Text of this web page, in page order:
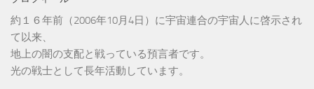
約１６年前（2006年10月4日）に宇宙連合の宇宙人に啓示され
て以来、
地上の闇の支配と戦っている預言者です。
光の戦士として長年活動しています。